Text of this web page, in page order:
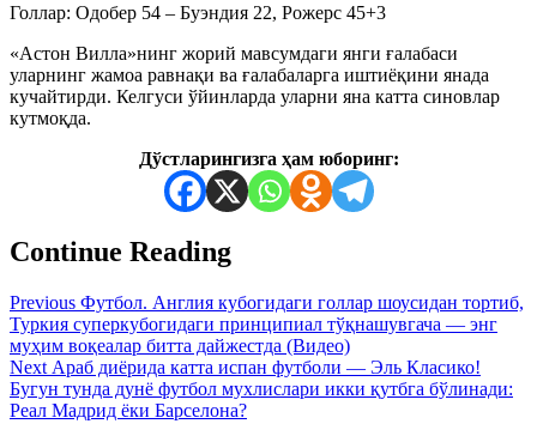
Голлар: Одобер 54 – Буэндия 22, Рожерс 45+3
«Астон Вилла»нинг жорий мавсумдаги янги ғалабаси
уларнинг жамоа равнақи ва ғалабаларга иштиёқини янада
кучайтирди. Келгуси ўйинларда уларни яна катта синовлар
кутмоқда.
Дўстларингизга ҳам юборинг:
Continue Reading
Previous Футбол. Англия кубогидаги голлар шоусидан тортиб,
Туркия суперкубогидаги принципиал тўқнашувгача — энг
муҳим воқеалар битта дайжестда (Видео)
Next Араб диёрида катта испан футболи — Эль Класико!
Бугун тунда дунё футбол мухлислари икки қутбга бўлинади:
Реал Мадрид ёки Барселона?